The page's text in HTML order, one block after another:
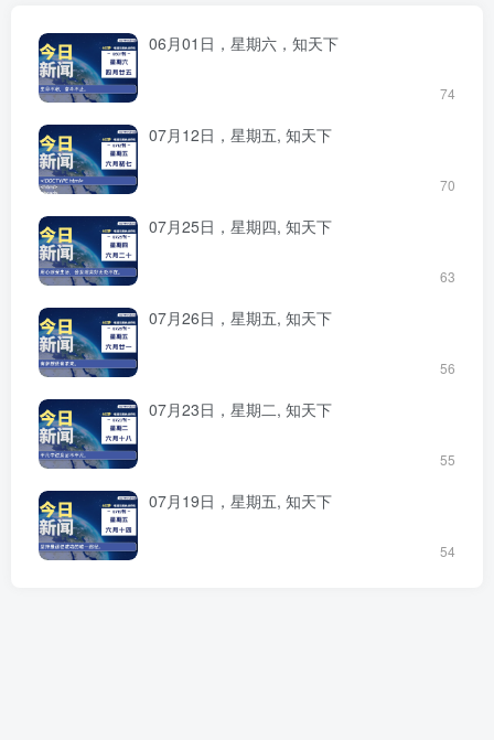
06月01日，星期六，知天下
74
07月12日，星期五, 知天下
70
07月25日，星期四, 知天下
63
07月26日，星期五, 知天下
56
07月23日，星期二, 知天下
55
07月19日，星期五, 知天下
54